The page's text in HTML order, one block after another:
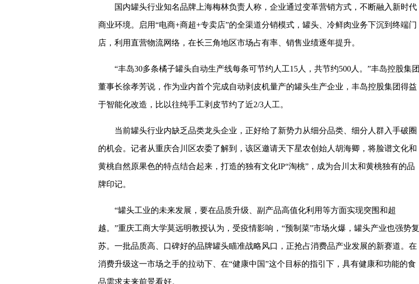
国内罐头行业知名品牌上海梅林负责人称，企业通过变革营销方式，不断融入新时代
商业环境。启用“电商+商超+专卖店”的全渠道分销模式，罐头、冷鲜肉业务下沉到终端门
店，利用直营物流网络，在长三角地区市场占有率、销售业绩逐年提升。
“丰岛30多条橘子罐头自动生产线每条可节约人工15人，共节约500人。”丰岛控股集团
董事长徐孝芳说，作为业内首个完成自动剥皮机量产的罐头生产企业，丰岛控股集团得益
于智能化改造，比以往纯手工剥皮节约了近2/3人工。
当前罐头行业内缺乏品类龙头企业，正好给了新势力从细分品类、细分人群入手破圈
的机会。记者从重庆合川区农委了解到，该区邀请天下星农创始人胡海卿，将脸谱文化和
黄桃自然原果色的特点结合起来，打造的独有文化IP“淘桃”，成为合川太和黄桃独有的品
牌印记。
“罐头工业的未来发展，要在品质升级、副产品高值化利用等方面实现突围和超
越。”重庆工商大学莫远明教授认为，受疫情影响，“预制菜”市场火爆，罐头产业也强势复
苏。一批品质高、口碑好的品牌罐头瞄准战略风口，正抢占消费品产业发展的新赛道。在
消费升级这一市场之手的拉动下、在“健康中国”这个目标的指引下，具有健康和功能的食
品需求未来前景看好。